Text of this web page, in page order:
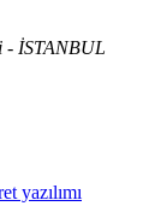
- İSTANBUL
yazılımı